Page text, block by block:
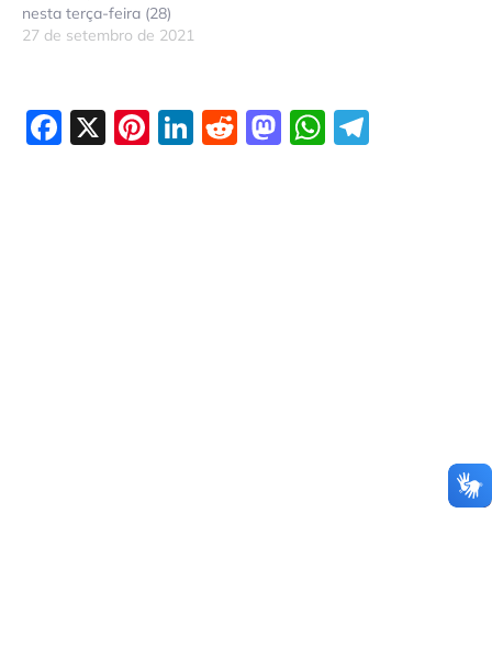
nesta terça-feira (28)
27 de setembro de 2021
Facebook
X Pinterest
LinkedIn
Reddit
Mastodon